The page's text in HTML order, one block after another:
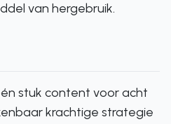
van hergebruik.
stuk content voor acht
krachtige strategie